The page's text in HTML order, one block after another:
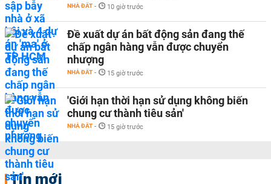
NHÀ ĐẤT - 10 giờ trước
Đề xuất dự án bất động sản đang thế
chấp ngân hàng vẫn được chuyển
nhượng
NHÀ ĐẤT - 15 giờ trước
'Giới hạn thời hạn sử dụng không biến
chung cư thành tiêu sản'
NHÀ ĐẤT - 15 giờ trước
Tin mới